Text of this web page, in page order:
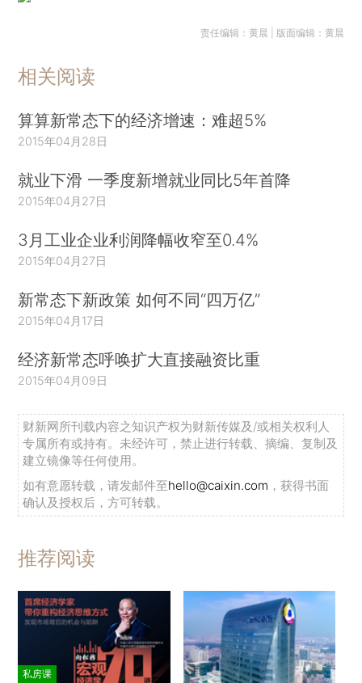
责任编辑：黄晨 | 版面编辑：黄晨
相关阅读
算算新常态下的经济增速：难超5%
2015年04月28日
就业下滑 一季度新增就业同比5年首降
2015年04月27日
3月工业企业利润降幅收窄至0.4%
2015年04月27日
新常态下新政策 如何不同“四万亿”
2015年04月17日
经济新常态呼唤扩大直接融资比重
2015年04月09日
财新网所刊载内容之知识产权为财新传媒及/或相关权利人
专属所有或持有。未经许可，禁止进行转载、摘编、复制及
建立镜像等任何使用。
如有意愿转载，请发邮件至hello@caixin.com ，获得书面
确认及授权后，方可转载。
推荐阅读
私房课